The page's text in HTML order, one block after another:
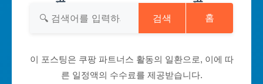
검색 홈
이 포스팅은 쿠팡 파트너스 활동의 일환으로, 이에 따
른 일정액의 수수료를 제공받습니다.